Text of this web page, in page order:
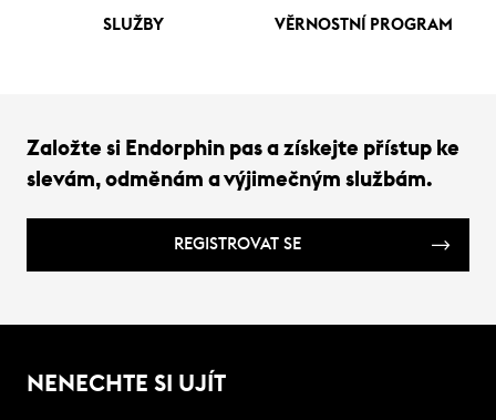
SLUŽBY VĚRNOSTNÍ PROGRAM
Založte si Endorphin pas a získejte přístup ke
slevám, odměnám a výjimečným službám.
REGISTROVAT SE
NENECHTE SI UJÍT